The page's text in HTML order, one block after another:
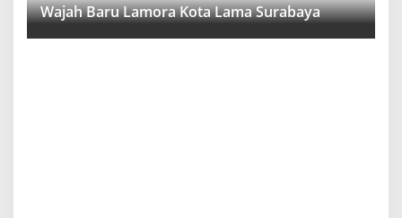
Wajah Baru Lamora Kota Lama Surabaya